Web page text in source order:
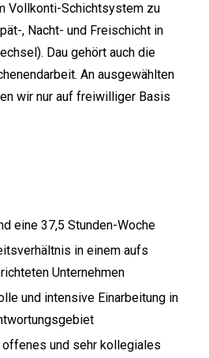
Vollkonti-Schichtsystem zu
, Nacht- und Freischicht in
Dau gehört auch die
An ausgewählten
wir nur auf freiwilliger Basis
eine 37,5 Stunden-Woche
in einem aufs
Unternehmen
und intensive Einarbeitung in
offenes und sehr kollegiales